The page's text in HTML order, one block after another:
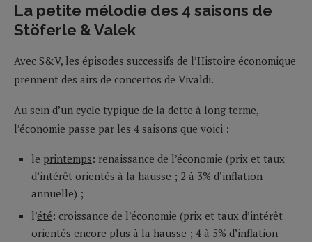
La petite mélodie des 4 saisons de
Stöferle & Valek
Avec S&V, les épisodes successifs de l’Histoire économique
prennent des airs de concertos de Vivaldi.
Au sein d’un cycle typique de la dette à long terme,
l’économie passe par les 4 saisons que voici :
le printemps: renaissance de l’économie (prix et taux
d’intérêt orientés à la hausse ; 2 à 3% d’inflation
annuelle) ;
l’été: croissance de l’économie (prix et taux d’intérêt
orientés encore plus à la hausse ; 4 à 5% d’inflation